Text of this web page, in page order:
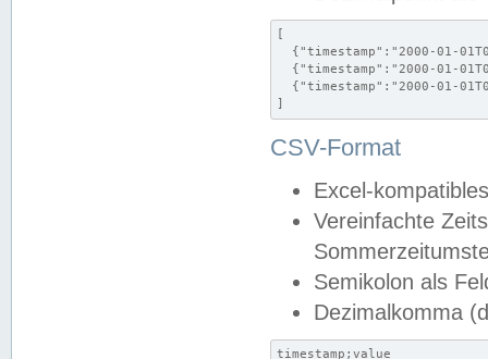
[
{"timestamp":"2000-01-
{"timestamp":"2000-01-
{"timestamp":"2000-01-
]
CSV-Format
Excel-
Vereinfachte
Semikolon als
Dezimalkomma
timestamp;value